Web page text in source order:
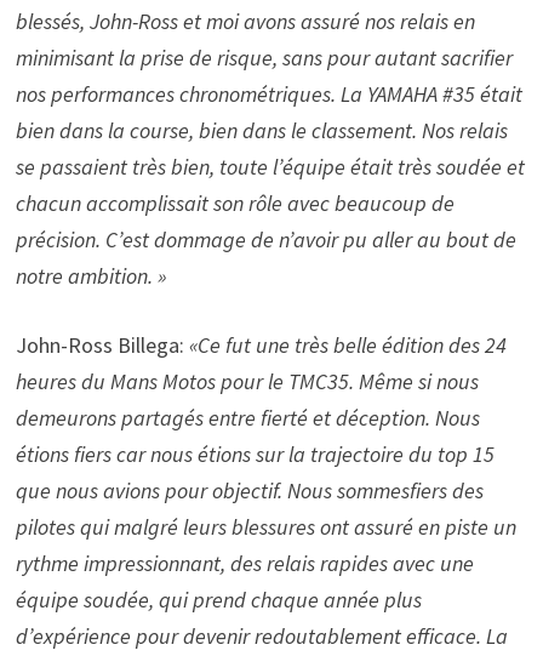
blessés, John-Ross et moi avons assuré nos relais en
minimisant la prise de risque, sans pour autant sacrifier
nos performances chronométriques. La YAMAHA #35 était
bien dans la course, bien dans le classement. Nos relais
se passaient très bien, toute l’équipe était très soudée et
chacun accomplissait son rôle avec beaucoup de
précision. C’est dommage de n’avoir pu aller au bout de
notre ambition. »
John-Ross Billega: «Ce fut une très belle édition des 24
heures du Mans Motos pour le TMC35. Même si nous
demeurons partagés entre fierté et déception. Nous
étions fiers car nous étions sur la trajectoire du top 15
que nous avions pour objectif. Nous sommesfiers des
pilotes qui malgré leurs blessures ont assuré en piste un
rythme impressionnant, des relais rapides avec une
équipe soudée, qui prend chaque année plus
d’expérience pour devenir redoutablement efficace. La